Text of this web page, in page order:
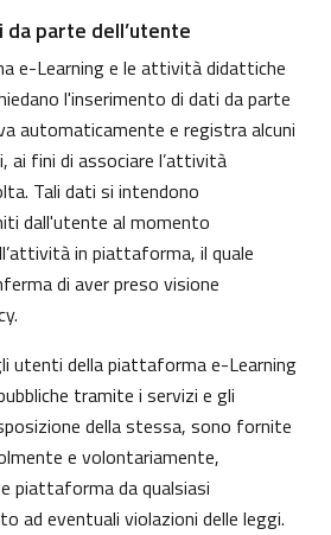
parte dell’utente
e-Learning e le attività didattiche
l'inserimento di dati da parte
automaticamente e registra alcuni
ai fini di associare l’attività
Tali dati si intendono
dall'utente al momento
in piattaforma, il quale
di aver preso visione
utenti della piattaforma e-Learning
tramite i servizi e gli
della stessa, sono fornite
e volontariamente,
piattaforma da qualsiasi
ad eventuali violazioni delle leggi.